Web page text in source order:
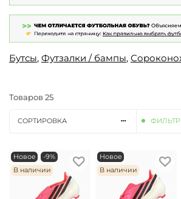
Бутсы, Футзалки / бампы,
Товаров 25
СОРТИРОВКА
Новое
-9%
В наличии
Новое
В наличии